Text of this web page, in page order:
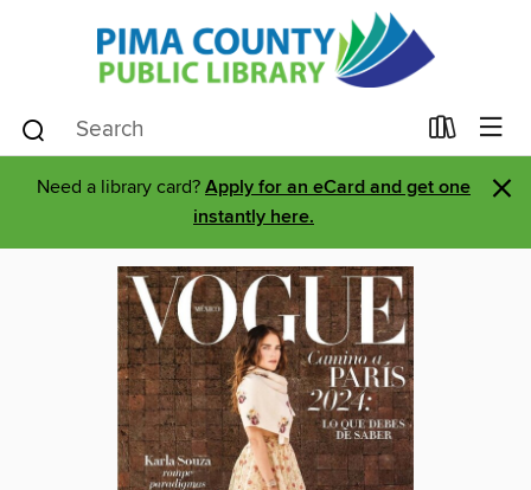
Need a library card? Apply for an eCard and get one
instantly here.
×